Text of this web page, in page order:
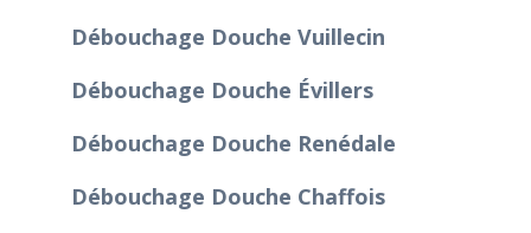
Débouchage Douche Vuillecin
Débouchage Douche Évillers
Débouchage Douche Renédale
Débouchage Douche Chaffois